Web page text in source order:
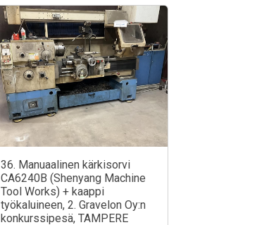
36. Manuaalinen kärkisorvi
CA6240B (Shenyang Machine
Tool Works) + kaappi
työkaluineen, 2. Gravelon Oy:n
konkurssipesä, TAMPERE